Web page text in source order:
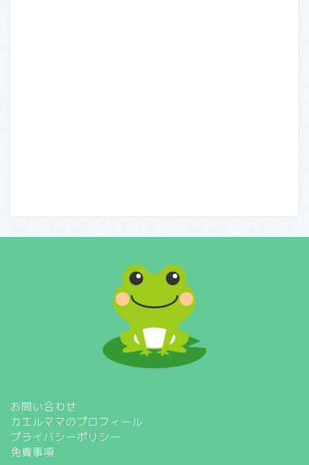
お問い合わせ
カエルママのプロフィール
プライバシーポリシー
免責事項